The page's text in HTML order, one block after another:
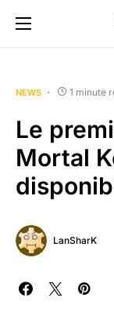
NEWS 1 minute
Le
Mortal
LanSharK